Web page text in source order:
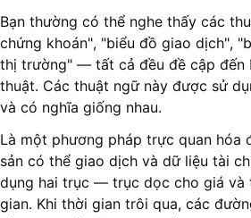
Bạn thường có thể nghe thấy các
chứng khoán", "biểu đồ giao dịch",
thị trường" — tất cả đều đề cập đến
thuật. Các thuật ngữ này được sử
và có nghĩa giống nhau.
Là một phương pháp trực quan hóa
sản có thể giao dịch và dữ liệu tài
dụng hai trục — trục dọc cho giá và
gian. Khi thời gian trôi qua, các